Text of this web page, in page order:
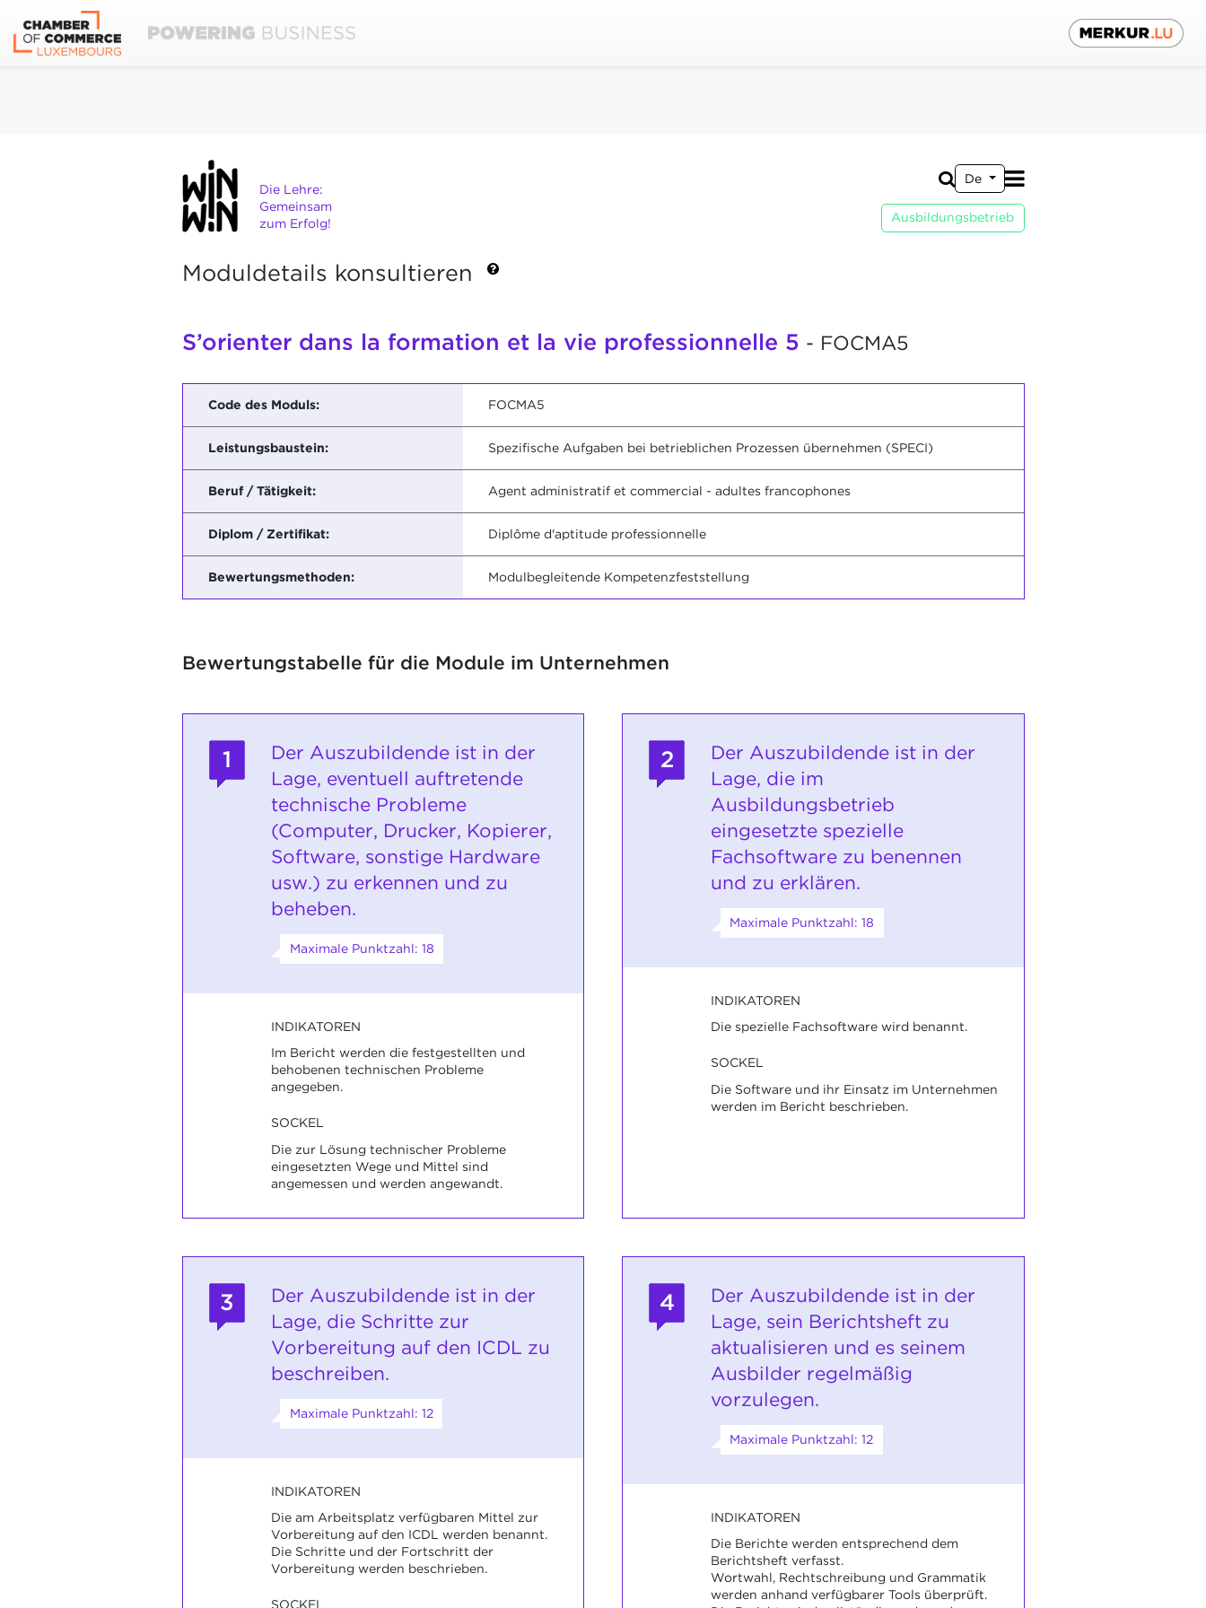
Die Lehre:
Gemeinsam
zum Erfolg!
De
Ausbildungsbetrieb
Moduldetails konsultieren
S’orienter dans la formation et la vie professionnelle 5 - FOCMA5
Code des Moduls: FOCMA5
Leistungsbaustein: Spezifische Aufgaben bei betrieblichen Prozessen übernehmen (SPECI)
Beruf / Tätigkeit: Agent administratif et commercial - adultes francophones
Diplom / Zertifikat: Diplôme d'aptitude professionnelle
Bewertungsmethoden: Modulbegleitende Kompetenzfeststellung
Bewertungstabelle für die Module im Unternehmen
1
Der Auszubildende ist in der
Lage, eventuell auftretende
technische Probleme
(Computer, Drucker, Kopierer,
Software, sonstige Hardware
usw.) zu erkennen und zu
beheben.
Maximale Punktzahl: 18
INDIKATOREN
Im Bericht werden die festgestellten und
behobenen technischen Probleme
angegeben.
SOCKEL
Die zur Lösung technischer Probleme
eingesetzten Wege und Mittel sind
angemessen und werden angewandt.
2
Der Auszubildende ist in der
Lage, die im
Ausbildungsbetrieb
eingesetzte spezielle
Fachsoftware zu benennen
und zu erklären.
Maximale Punktzahl: 18
INDIKATOREN
Die spezielle Fachsoftware wird benannt.
SOCKEL
Die Software und ihr Einsatz im Unternehmen
werden im Bericht beschrieben.
3
Der Auszubildende ist in der
Lage, die Schritte zur
Vorbereitung auf den ICDL zu
beschreiben.
Maximale Punktzahl: 12
INDIKATOREN
Die am Arbeitsplatz verfügbaren Mittel zur
Vorbereitung auf den ICDL werden benannt.
Die Schritte und der Fortschritt der
Vorbereitung werden beschrieben.
SOCKEL
4
Der Auszubildende ist in der
Lage, sein Berichtsheft zu
aktualisieren und es seinem
Ausbilder regelmäßig
vorzulegen.
Maximale Punktzahl: 12
INDIKATOREN
Die Berichte werden entsprechend dem
Berichtsheft verfasst.
Wortwahl, Rechtschreibung und Grammatik
werden anhand verfügbarer Tools überprüft.